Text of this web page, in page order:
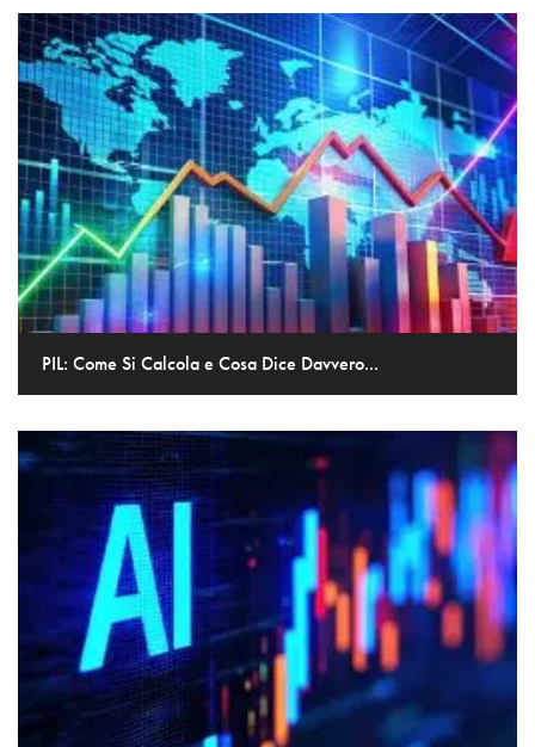
PIL: Come Si Calcola e Cosa Dice Davvero...